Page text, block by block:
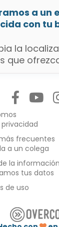
a un
con tu
la
que
frecuentes
a un colega
la información
tus datos
de uso